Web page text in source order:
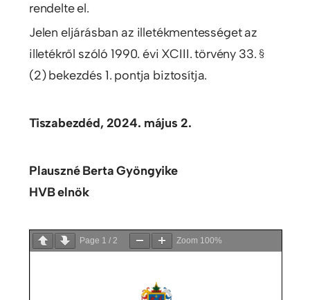
rendelte el.
Jelen eljárásban az illetékmentességet az
illetékről szóló 1990. évi XCIII. törvény 33. §
(2) bekezdés 1. pontja biztosítja.
Tiszabezdéd, 2024. május 2.
Plauszné Berta Gyöngyike
HVB elnök
Page 1 / 2 Zoom 100%